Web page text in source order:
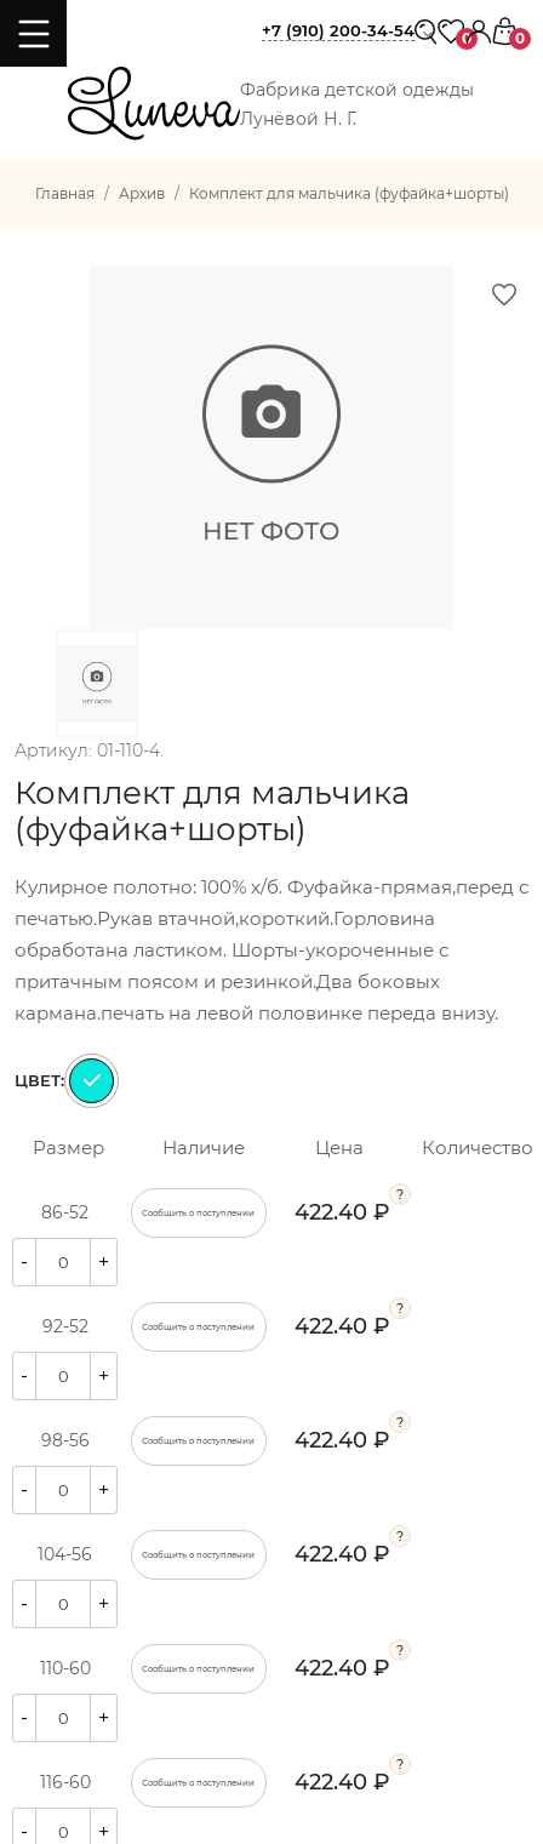
Фабрика детской одежды
Лунёвой Н. Г.
+7 (910) 200-34-54 0 0
Главная Архив Комплект для мальчика (фуфайка+шорты)
Артикул: 01-110-4.
Комплект для мальчика
(фуфайка+шорты)
Кулирное полотно: 100% х/б. Фуфайка-прямая,перед с
печатью.Рукав втачной,короткий.Горловина
обработана ластиком. Шорты-укороченные с
притачным поясом и резинкой.Два боковых
кармана.печать на левой половинке переда внизу.
ЦВЕТ:
Размер Наличие Цена Количество
86-52 Сообщить о поступлении 422.40 ₽
- +
92-52 Сообщить о поступлении 422.40 ₽
- +
98-56 Сообщить о поступлении 422.40 ₽
- +
104-56 Сообщить о поступлении 422.40 ₽
- +
110-60 Сообщить о поступлении 422.40 ₽
- +
116-60 Сообщить о поступлении 422.40 ₽
- +